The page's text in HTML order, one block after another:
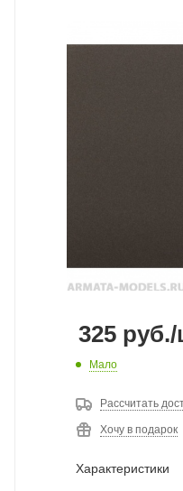
325 руб./
Мало
Рассчитать
Хочу в подарок
Характеристики